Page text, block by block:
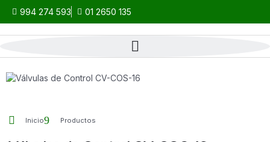
994 274 593 01 2650 135
Inicio Productos